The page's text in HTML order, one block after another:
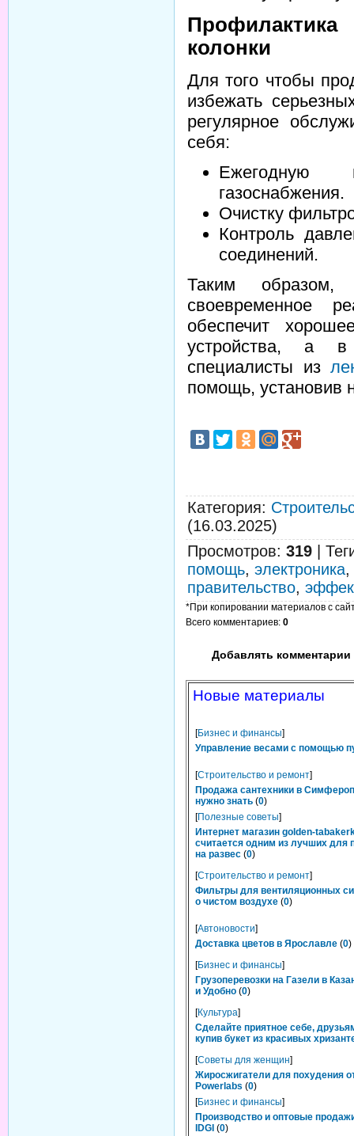
колонки
Для того чтобы
избежать
регулярное
себя:
Ежегодную
газоснабжения.
Очистку
Контроль
соединений.
Таким
своевременное
обеспечит
устройства, а в
специалисты из
помощь, установив
Категория:
(16.03.2025)
Просмотров: 319
помощь, электроника,
правительство,
*При копировании материалов с
Всего комментариев: 0
Добавлять комментарии
Новые материалы
[Бизнес и финансы]
Управление весами с помощью
[Строительство и ремонт]
Продажа сантехники в
нужно знать (0)
[Полезные советы]
Интернет магазин golden-
считается одним из лучших для
на развес (0)
[Строительство и ремонт]
Фильтры для вентиляционных
о чистом воздухе (0)
[Автоновости]
Доставка цветов в Ярославле (0)
[Бизнес и финансы]
Грузоперевозки на Газели в
и Удобно (0)
[Культура]
Сделайте приятное себе,
купив букет из красивых
[Советы для женщин]
Жиросжигатели для похудения
Powerlabs (0)
[Бизнес и финансы]
Производство и оптовые
IDGI (0)